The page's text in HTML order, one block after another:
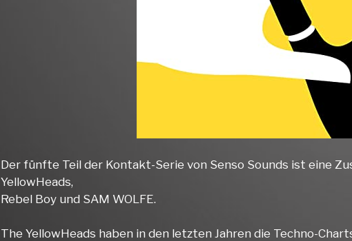
Der fünfte Teil der Kontakt-Serie von Senso Sounds ist eine
YellowHeads,
Rebel Boy und SAM WOLFE.
The YellowHeads haben in den letzten Jahren die Techno-